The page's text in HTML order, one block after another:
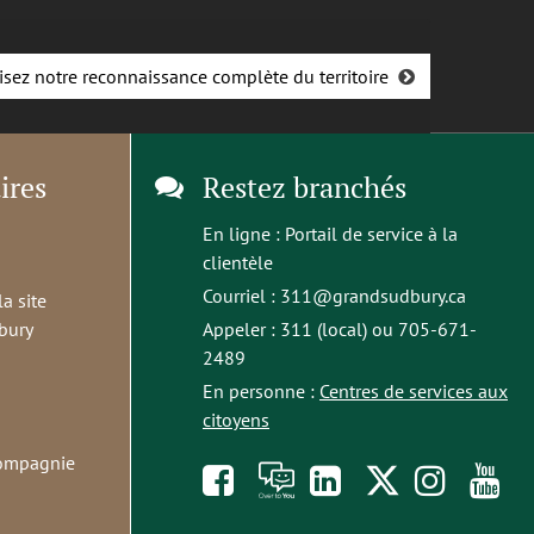
notre reconnaissance complète du territoire
site
Restez branchés
En ligne : Portail de service à la
clientèle
Courriel : 311@grandsudbury.ca
Appeler : 311 (local) ou 705-671-
2489
En personne : Centres de services aux
citoyens
Like À
opensFollow